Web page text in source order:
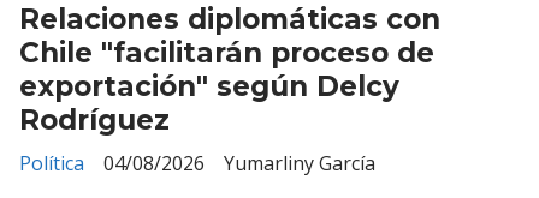
Relaciones diplomáticas con
Chile "facilitarán proceso de
exportación" según Delcy
Rodríguez
Yumarliny García
Política 04/08/2026